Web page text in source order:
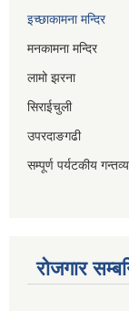
इच्छाकामना मन्दिर
मनकामना मन्दिर
लामो झरना
सिराईचुली
उपरदाङगढी
सम्पूर्ण पर्यटकीय
रोजगार